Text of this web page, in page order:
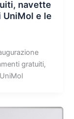
navette
e le
gratuiti,